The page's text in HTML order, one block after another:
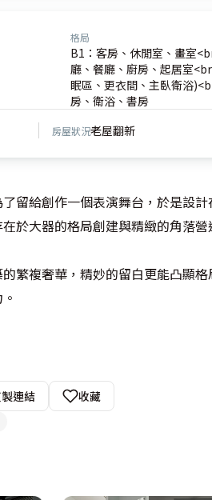
格局
B1：客房、休閒室、畫室
廳、餐廳、廚房、起居室
眠區、更衣間、主臥衛浴
房、衛浴、書房
房屋狀況老屋翻新
留給創作一個表演舞台，於是設
於大器的格局創建與精緻的角落
繁複奢華，精妙的留白更能凸顯
台；梯間留白，是為了讓行進可以
花漾、藝術與窺視的角落情趣，
連結
收藏